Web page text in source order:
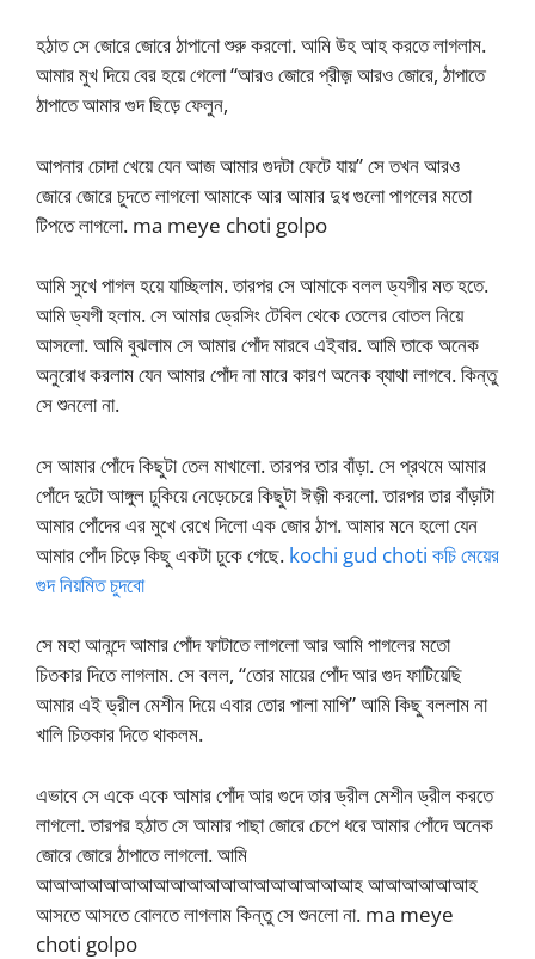
হঠাত সে জোরে জোরে ঠাপানো শুরু করলো. আমি উহ আহ করতে লাগলাম.
আমার মুখ দিয়ে বের হয়ে গেলো “আরও জোরে প্রীজ় আরও জোরে, ঠাপাতে
ঠাপাতে আমার গুদ ছিড়ে ফেলুন,
আপনার চোদা খেয়ে যেন আজ আমার গুদটা ফেটে যায়” সে তখন আরও
জোরে জোরে চুদতে লাগলো আমাকে আর আমার দুধ গুলো পাগলের মতো
টিপতে লাগলো. ma meye choti golpo
আমি সুখে পাগল হয়ে যাচ্ছিলাম. তারপর সে আমাকে বলল ড্যগীর মত হতে.
আমি ড্যগী হলাম. সে আমার ড্রেসিং টেবিল থেকে তেলের বোতল নিয়ে
আসলো. আমি বুঝলাম সে আমার পোঁদ মারবে এইবার. আমি তাকে অনেক
অনুরোধ করলাম যেন আমার পোঁদ না মারে কারণ অনেক ব্যাথা লাগবে. কিন্তু
সে শুনলো না.
সে আমার পোঁদে কিছুটা তেল মাখালো. তারপর তার বাঁড়া. সে প্রথমে আমার
পোঁদে দুটো আঙ্গুল ঢুকিয়ে নেড়েচেরে কিছুটা ঈজ়ী করলো. তারপর তার বাঁড়াটা
আমার পোঁদের এর মুখে রেখে দিলো এক জোর ঠাপ. আমার মনে হলো যেন
আমার পোঁদ চিড়ে কিছু একটা ঢুকে গেছে. kochi gud choti কচি মেয়ের
গুদ নিয়মিত চুদবো
সে মহা আনন্দে আমার পোঁদ ফাটাতে লাগলো আর আমি পাগলের মতো
চিতকার দিতে লাগলাম. সে বলল, “তোর মায়ের পোঁদ আর গুদ ফাটিয়েছি
আমার এই ড্রীল মেশীন দিয়ে এবার তোর পালা মাগি” আমি কিছু বললাম না
খালি চিতকার দিতে থাকলম.
এভাবে সে একে একে আমার পোঁদ আর গুদে তার ড্রীল মেশীন ড্রীল করতে
লাগলো. তারপর হঠাত সে আমার পাছা জোরে চেপে ধরে আমার পোঁদে অনেক
জোরে জোরে ঠাপাতে লাগলো. আমি
আআআআআআআআআআআআআআআআআআআহ আআআআআআহ
আসতে আসতে বোলতে লাগলাম কিন্তু সে শুনলো না. ma meye
choti golpo